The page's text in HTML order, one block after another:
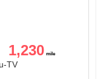
1,230
TV